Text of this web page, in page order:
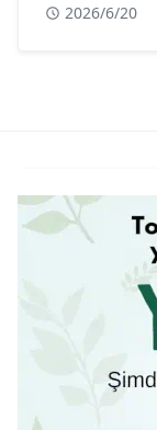
2026/6/20